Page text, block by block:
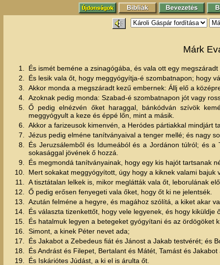
Márk
1.
És ismét beméne a zsinagógába, és vala ott egy megszáradt
2.
És lesik vala őt, hogy meggyógyítja-é szombatnapon; hogy
3.
Akkor monda a megszáradt kezű embernek: Állj elő a
4.
Azoknak pedig monda: Szabad-é szombatnapon jót vagy
5.
Ő pedig elnézvén őket haraggal, bánkódván szívök
meggyógyult a keze és éppé lőn, mint a másik.
6.
Akkor a farizeusok kimenvén, a Heródes pártiakkal mindjárt
7.
Jézus pedig elméne tanítványaival a tenger mellé; és nagy
8.
És Jeruzsálemből és Idumeából és a Jordánon túlról; és
sokasággal jövének ő hozzá.
9.
És megmondá tanítványainak, hogy egy kis hajót tartsanak
10.
Mert sokakat meggyógyított, úgy hogy a kiknek valami bajuk
11.
A tisztátalan lelkek is, mikor meglátták vala őt, leborulának
12.
Ő pedig erősen fenyegeti vala őket, hogy őt ki ne jelentsék.
13.
Azután felméne a hegyre, és magához szólítá, a kiket akar
14.
És választa tizenkettőt, hogy vele legyenek, és hogy kiküldje
15.
És hatalmuk legyen a betegeket gyógyítani és az ördögöket
16.
Simont, a kinek Péter nevet ada;
17.
És Jakabot a Zebedeus fiát és Jánost a Jakab testvérét; és
18.
És Andrást és Filepet, Bertalant és Mátét, Tamást és
19.
És Iskáriótes Júdást, a ki el is árulta őt.